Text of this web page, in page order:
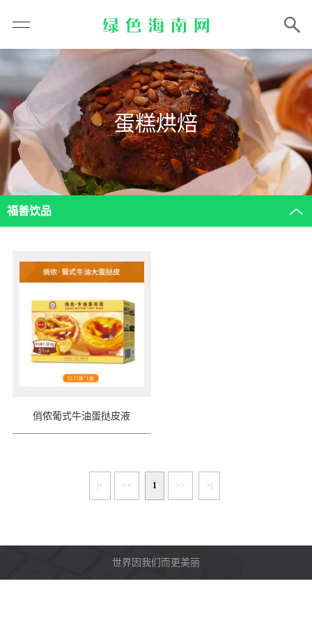
蛋糕烘焙
福善饮品
俏侬葡式牛油蛋挞皮液
|< << 1 >> >|
世界因我们而更美丽